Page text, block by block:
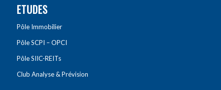
ETUDES
Pôle Immobilier
Pôle SCPI – OPCI
Pôle SIIC-REITs
Club Analyse & Prévision